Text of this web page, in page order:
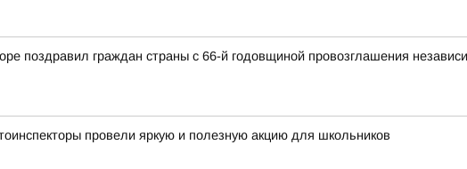
поздравил граждан страны с 66-й годовщиной провозглашения
провели яркую и полезную акцию для школьников